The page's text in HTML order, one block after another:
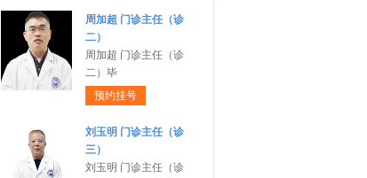
周加超 门诊主任（诊
二）
周加超 门诊主任（诊
二）毕
预约挂号
刘玉明 门诊主任（诊
三）
刘玉明 门诊主任（诊